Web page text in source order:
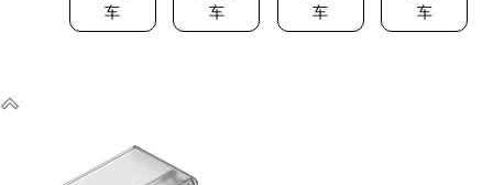
车
车
车
车